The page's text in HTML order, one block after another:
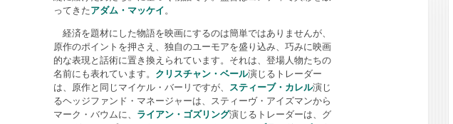
ってきたアダム・マッケイ。
経済を題材にした物語を映画にするのは簡単ではありませんが、
原作のポイントを押さえ、独自のユーモアを盛り込み、巧みに映画
的な表現と話術に置き換えられています。それは、登場人物たちの
名前にも表れています。 クリスチャン・ベール演じるトレーダー
は、原作と同じマイケル・バーリですが、 スティーブ・カレル演じ
るヘッジファンド・マネージャーは、スティーヴ・アイズマンから
マーク・バウムに、 ライアン・ゴズリング演じるトレーダーは、グ